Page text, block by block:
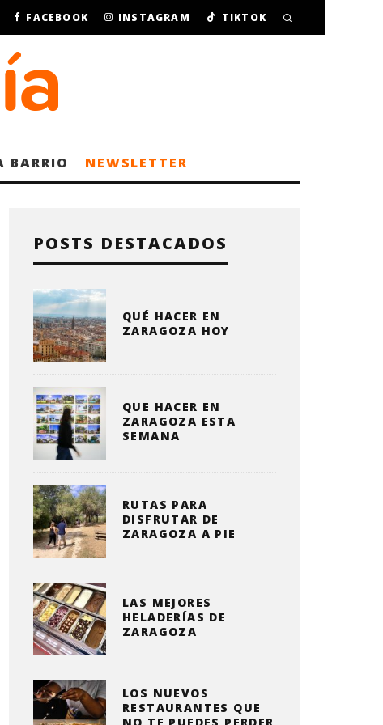
FACEBOOK INSTAGRAM TIKTOK
BARRIO NEWSLETTER
POSTS DESTACADOS
QUÉ HACER EN
ZARAGOZA HOY
QUE HACER EN
ZARAGOZA ESTA
SEMANA
RUTAS PARA
DISFRUTAR DE
ZARAGOZA A PIE
LAS MEJORES
HELADERÍAS DE
ZARAGOZA
LOS NUEVOS
RESTAURANTES QUE
NO TE PUEDES PERDER